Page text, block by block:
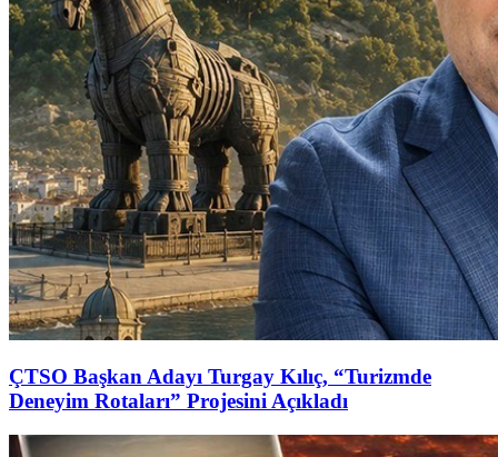
ÇTSO Başkan Adayı Turgay Kılıç, “Turizmde
Deneyim Rotaları” Projesini Açıkladı